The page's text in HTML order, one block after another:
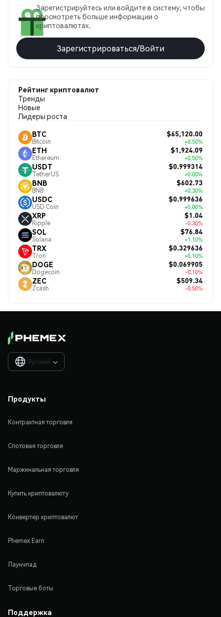
Зарегистрируйтесь или войдите в систему, чтобы
просмотреть больше информации о
криптовалютах.
Зарегистрироваться/Войти
Рейтинг криптовалют
Тренды
Новые
Лидеры роста
BTC
Bitcoin
$65,120.00
+0.50%
ETH
Ethereum
$1,924.09
+0.50%
USDT
TetherUS
$0.999314
+0.00%
BNB
BNB
$602.73
+0.30%
USDC
USD Coin
$0.999636
+0.00%
XRP
Ripple
$1.04
-0.30%
SOL
Solana
$76.84
+1.10%
TRX
Tron
$0.329636
+0.10%
DOGE
Dogecoin
$0.069905
-0.10%
ZEC
Zcash
$509.34
-0.50%
Русский 
Продукты
Контрактная торговля
Спотовая торговля
Маржинальная торговля
Купить криптовалюту
Конвертер криптовалют
Phemex Earn
Лаунчпад
Торговые боты
Поддержка